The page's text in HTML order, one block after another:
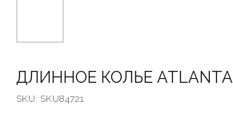
ДЛИННОЕ КОЛЬЕ ATLANTA
SKU: SKU84721